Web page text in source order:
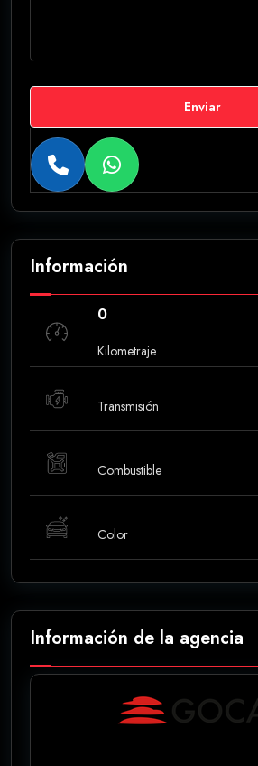
Enviar
Información
0
Kilometraje
Transmisión
Combustible
Color
Información de la agencia